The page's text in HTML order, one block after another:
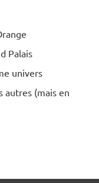
Palais
univers
autres (mais en